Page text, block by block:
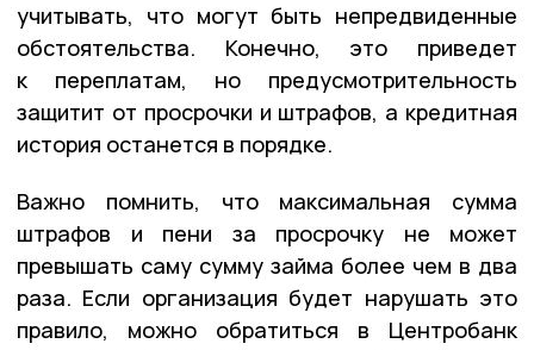
учитывать, что могут быть непредвиденные
обстоятельства. Конечно, это приведет
к переплатам, но предусмотрительность
защитит от просрочки и штрафов, а кредитная
история останется в порядке.
Важно помнить, что максимальная сумма
штрафов и пени за просрочку не может
превышать саму сумму займа более чем в два
раза. Если организация будет нарушать это
правило, можно обратиться в Центробанк